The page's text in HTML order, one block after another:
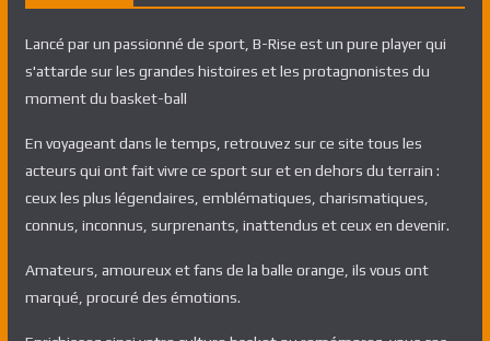
Lancé par un passionné de sport, B-Rise est un pure player qui
s'attarde sur les grandes histoires et les protagnonistes du
moment du basket-ball
En voyageant dans le temps, retrouvez sur ce site tous les
acteurs qui ont fait vivre ce sport sur et en dehors du terrain :
ceux les plus légendaires, emblématiques, charismatiques,
connus, inconnus, surprenants, inattendus et ceux en devenir.
Amateurs, amoureux et fans de la balle orange, ils vous ont
marqué, procuré des émotions.